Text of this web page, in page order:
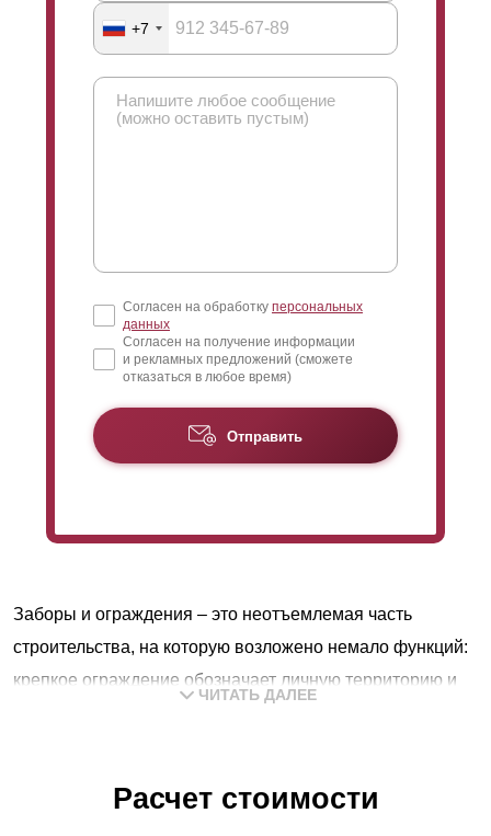
+7
Согласен на обработку персональных
данных
Согласен на получение информации
и рекламных предложений (сможете
отказаться в любое время)
Отправить
Заборы и ограждения – это неотъемлемая часть
строительства, на которую возложено немало функций:
крепкое ограждение обозначает личную территорию и
В любой приватной собственности можно чувствовать
ЧИТАТЬ ДАЛЕЕ
Расчет стоимости